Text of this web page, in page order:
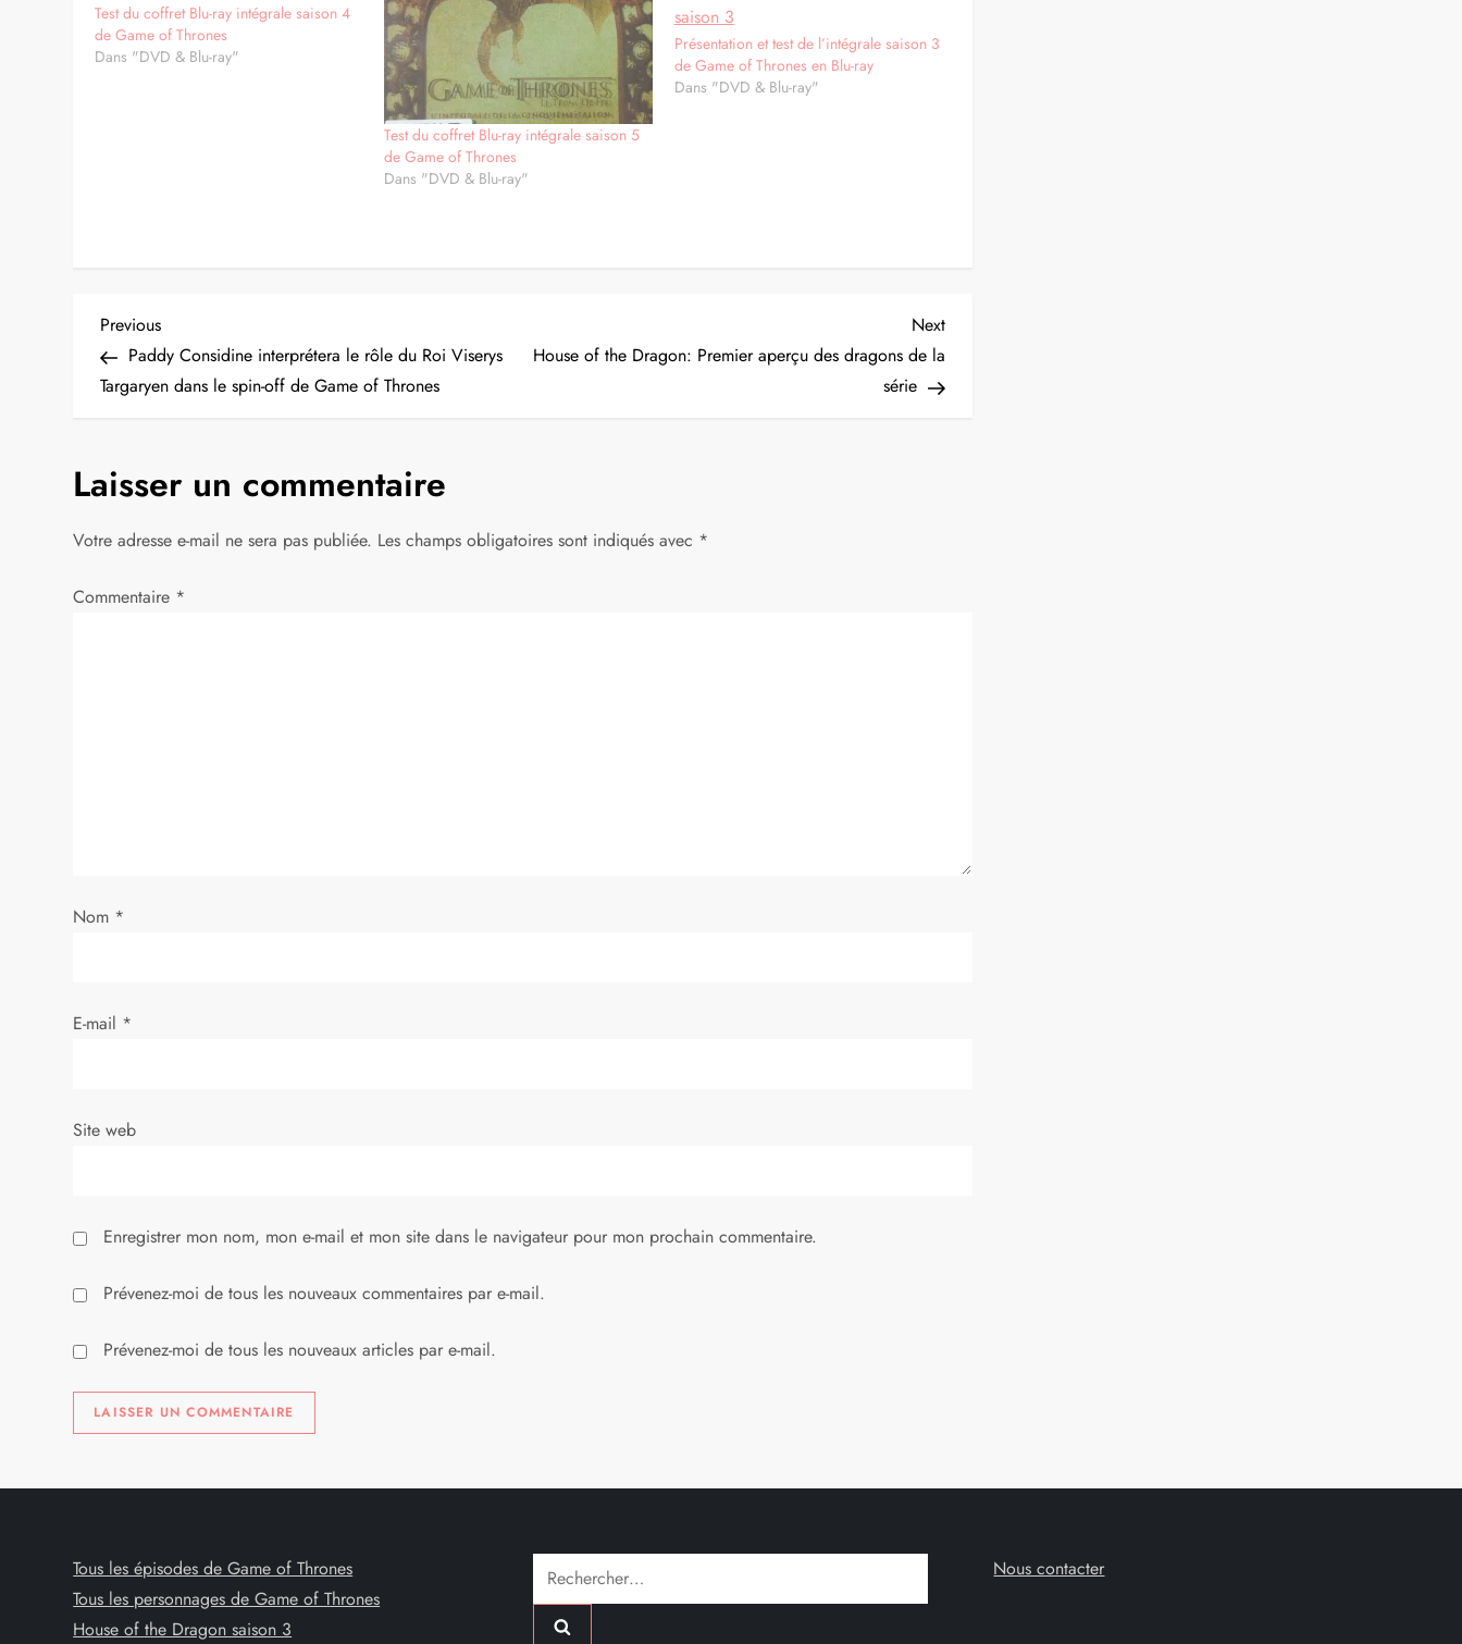
Test du coffret Blu-ray intégrale saison 4
de Game of Thrones
Dans "DVD & Blu-ray"
Test du coffret Blu-ray intégrale saison 5
de Game of Thrones
Dans "DVD & Blu-ray"
Présentation et test de l’intégrale saison 3
de Game of Thrones en Blu-ray
Dans "DVD & Blu-ray"
N
a
i
g
a
e
t
c
l
e
Previous
Post
Previous
Paddy Considine interprétera le rôle du Roi Viserys
Targaryen dans le spin-off de Game of Thrones
Next
Post
Next
House of the Dragon: Premier aperçu des dragons de la
série
Laisser un commentaire
Votre adresse e-mail ne sera pas publiée. Les champs obligatoires sont indiqués avec *
Commentaire *
Nom *
E-mail *
Site web
Enregistrer mon nom, mon e-mail et mon site dans le navigateur pour mon prochain commentaire.
Prévenez-moi de tous les nouveaux commentaires par e-mail.
Prévenez-moi de tous les nouveaux articles par e-mail.
Tous les épisodes de Game of Thrones
Tous les personnages de Game of Thrones
House of the Dragon saison 3
Rechercher : Nous contacter